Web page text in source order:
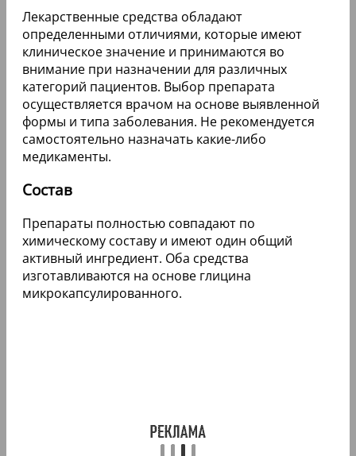
Лекарственные средства обладают
определенными отличиями, которые имеют
клиническое значение и принимаются во
внимание при назначении для различных
категорий пациентов. Выбор препарата
осуществляется врачом на основе выявленной
формы и типа заболевания. Не рекомендуется
самостоятельно назначать какие-либо
медикаменты.
Состав
Препараты полностью совпадают по
химическому составу и имеют один общий
активный ингредиент. Оба средства
изготавливаются на основе глицина
микрокапсулированного.